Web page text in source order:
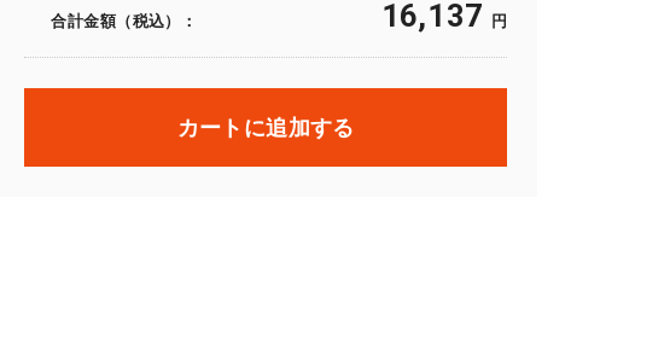
合計金額（税込）： 16,137 円
カートに追加する